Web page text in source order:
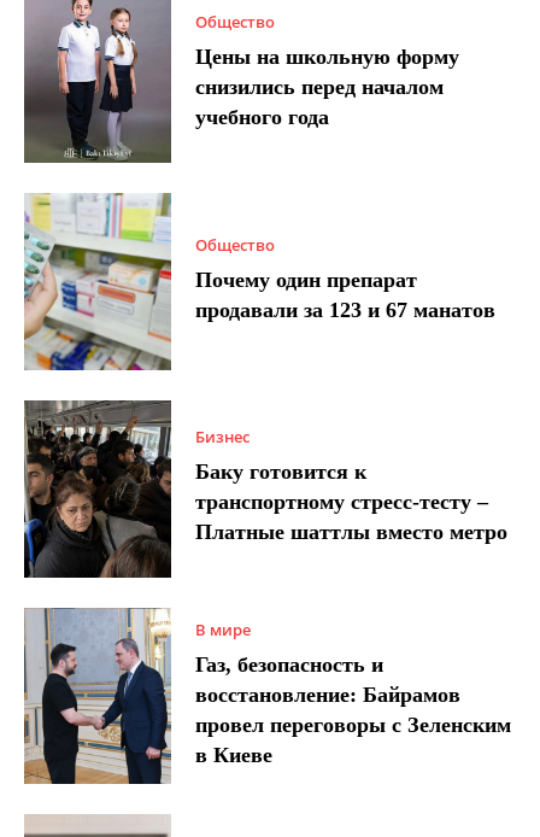
Общество
Цены на школьную форму
снизились перед началом
учебного года
Общество
Почему один препарат
продавали за 123 и 67 манатов
Бизнес
Баку готовится к
транспортному стресс-тесту –
Платные шаттлы вместо метро
В мире
Газ, безопасность и
восстановление: Байрамов
провел переговоры с Зеленским
в Киеве